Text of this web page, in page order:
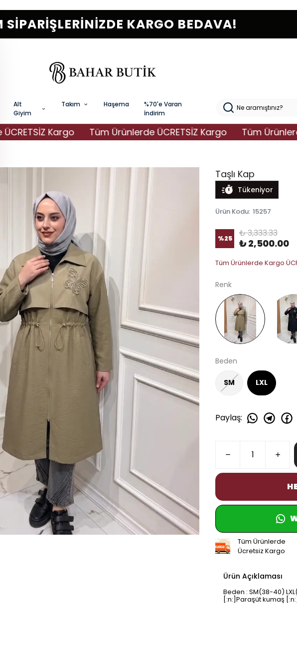
SİPARİŞLERİNİZDE KARGO BEDAVA!
Alt
Giyim
Takım Haşema
%70'e Varan
İndirim
Kargo Tüm Ürünlerde ÜCRETSİZ Kargo Tüm Ürünlerde
Taşlı Kap
Tükeniyor
Ürün Kodu: 15257
%25 ₺ 3,333.33
₺ 2,500.00
Tüm Ürünlerde Kargo
Renk
Beden
SM LXL
Paylaş:
Tüm Ürünlerde
Ücretsiz Kargo
Ürün Açıklaması
Beden : SM(38-40)
[:n:]Paraşüt kumaş